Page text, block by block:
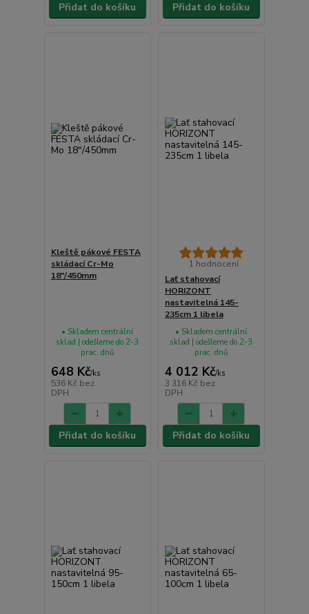
Přidat do košíku Přidat do košíku
Kleště pákové FESTA
skládací Cr-Mo
18"/450mm
648 Kč/ks
536 Kč bez
DPH
• Skladem centrální
sklad | odešleme do 2-3
prac. dnů
Přidat do košíku
1 hodnocení
Lať stahovací
HORIZONT
nastavitelná 145-
235cm 1 libela
4 012 Kč/ks
3 316 Kč bez
DPH
• Skladem centrální
sklad | odešleme do 2-3
prac. dnů
Přidat do košíku